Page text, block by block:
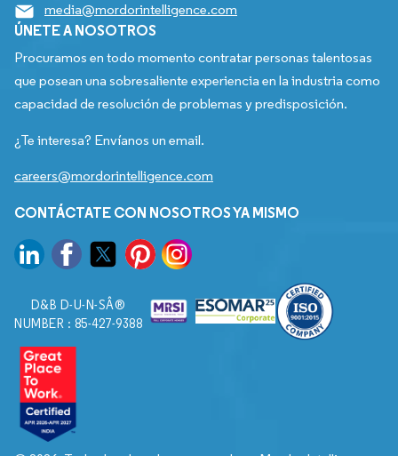
media@mordorintelligence.com
ÚNETE A NOSOTROS
Procuramos en todo momento contratar personas talentosas
que posean una sobresaliente experiencia en la industria como
capacidad de resolución de problemas y predisposición.
¿Te interesa? Envíanos un email.
careers@mordorintelligence.com
CONTÁCTATE CON NOSOTROS YA MISMO
D&B D-U-N-SÂ®
NUMBER : 85-427-9388